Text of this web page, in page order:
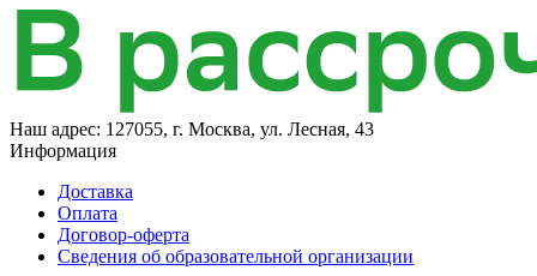
Наш адрес: 127055, г. Москва, ул. Лесная, 43
Информация
Доставка
Оплата
Договор-оферта
Сведения об образовательной организации